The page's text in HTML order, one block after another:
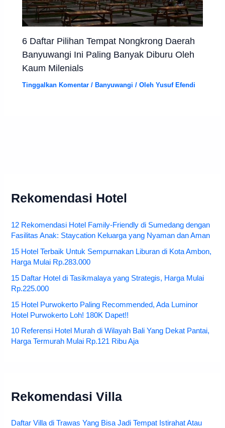
6 Daftar Pilihan Tempat Nongkrong Daerah
Banyuwangi Ini Paling Banyak Diburu Oleh
Kaum Milenials
Tinggalkan Komentar / Banyuwangi / OlehYusuf Efendi
Rekomendasi Hotel
12 Rekomendasi Hotel Family-Friendly di Sumedang dengan
Fasilitas Anak: Staycation Keluarga yang Nyaman dan Aman
15 Hotel Terbaik Untuk Sempurnakan Liburan di Kota Ambon,
Harga Mulai Rp.283.000
15 Daftar Hotel di Tasikmalaya yang Strategis, Harga Mulai
Rp.225.000
15 Hotel Purwokerto Paling Recommended, Ada Luminor
Hotel Purwokerto Loh! 180K Dapet!!
10 Referensi Hotel Murah di Wilayah Bali Yang Dekat Pantai,
Harga Termurah Mulai Rp.121 Ribu Aja
Rekomendasi Villa
Daftar Villa di Trawas Yang Bisa Jadi Tempat Istirahat Atau